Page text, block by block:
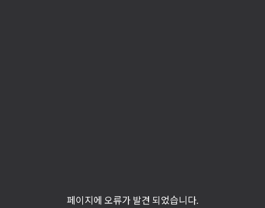
페이지에 오류가 발견 되었습니다.